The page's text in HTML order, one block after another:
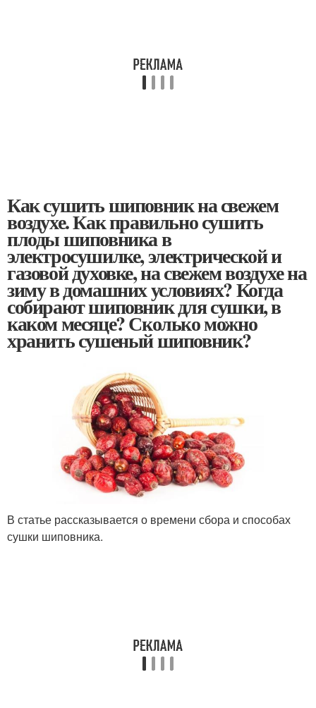
Как сушить шиповник на свежем
воздухе. Как правильно сушить
плоды шиповника в
электросушилке, электрической и
газовой духовке, на свежем воздухе на
зиму в домашних условиях? Когда
собирают шиповник для сушки, в
каком месяце? Сколько можно
хранить сушеный шиповник?
В статье рассказывается о времени сбора и способах
сушки шиповника.